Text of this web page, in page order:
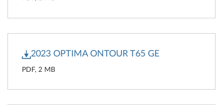
2023 OPTIMA ONTOUR T65 GE
PDF, 2 MB